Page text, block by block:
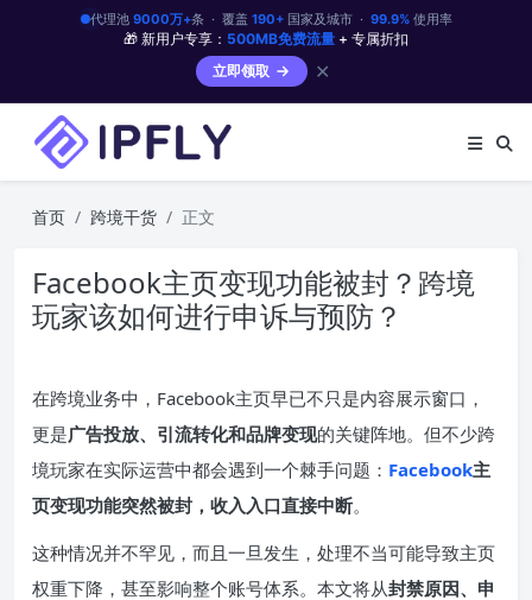
代理池 9000万+条 · 覆盖 190+国家及城市 · 99.9%使用率
🎁 新用户专享： 500MB免费流量 + 专属折扣
立即领取
✕
首页 跨境干货 正文
Facebook主页变现功能被封？跨境
玩家该如何进行申诉与预防？
在跨境业务中，Facebook主页早已不只是内容展示窗口，
更是广告投放、引流转化和品牌变现的关键阵地。但不少跨
境玩家在实际运营中都会遇到一个棘手问题： Facebook主
页变现功能突然被封，收入入口直接中断。
这种情况并不罕见，而且一旦发生，处理不当可能导致主页
权重下降，甚至影响整个账号体系。本文将从封禁原因、申